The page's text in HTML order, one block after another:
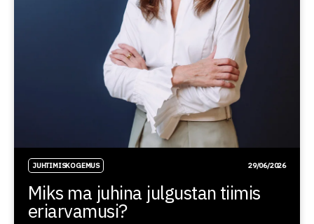
JUHTIMISKOGEMUS 29/06/2026
Miks ma juhina julgustan tiimis
eriarvamusi?